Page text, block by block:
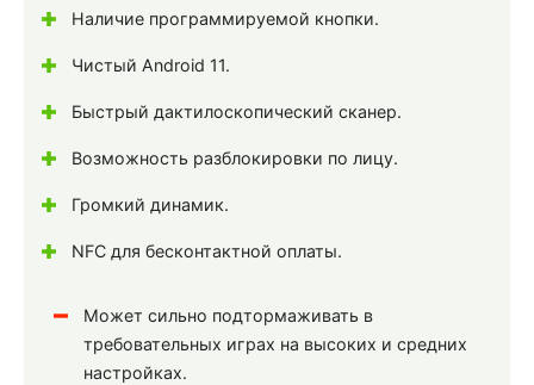
Наличие программируемой кнопки.
Чистый Android 11.
Быстрый дактилоскопический сканер.
Возможность разблокировки по лицу.
Громкий динамик.
NFC для бесконтактной оплаты.
Может сильно подтормаживать в
требовательных играх на высоких и средних
настройках.